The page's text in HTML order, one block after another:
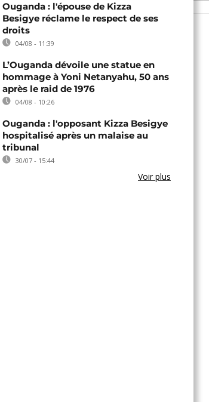
Ouganda : l'épouse de Kizza
Besigye réclame le respect de ses
droits
04/08 - 11:39
L’Ouganda dévoile une statue en
hommage à Yoni Netanyahu, 50 ans
après le raid de 1976
04/08 - 10:26
Ouganda : l'opposant Kizza Besigye
hospitalisé après un malaise au
tribunal
30/07 - 15:44
Voir plus